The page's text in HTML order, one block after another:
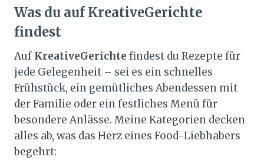
Was du auf KreativeGerichte
findest
Auf KreativeGerichte findest du Rezepte für
jede Gelegenheit – sei es ein schnelles
Frühstück, ein gemütliches Abendessen mit
der Familie oder ein festliches Menü für
besondere Anlässe. Meine Kategorien decken
alles ab, was das Herz eines Food-Liebhabers
begehrt: